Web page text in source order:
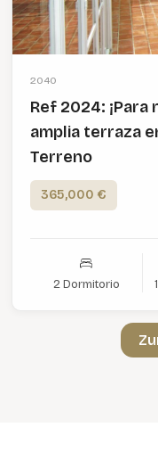
2040
Ref 2024:
amplia terraza
Terreno
365,000 €
2 Dormitorio